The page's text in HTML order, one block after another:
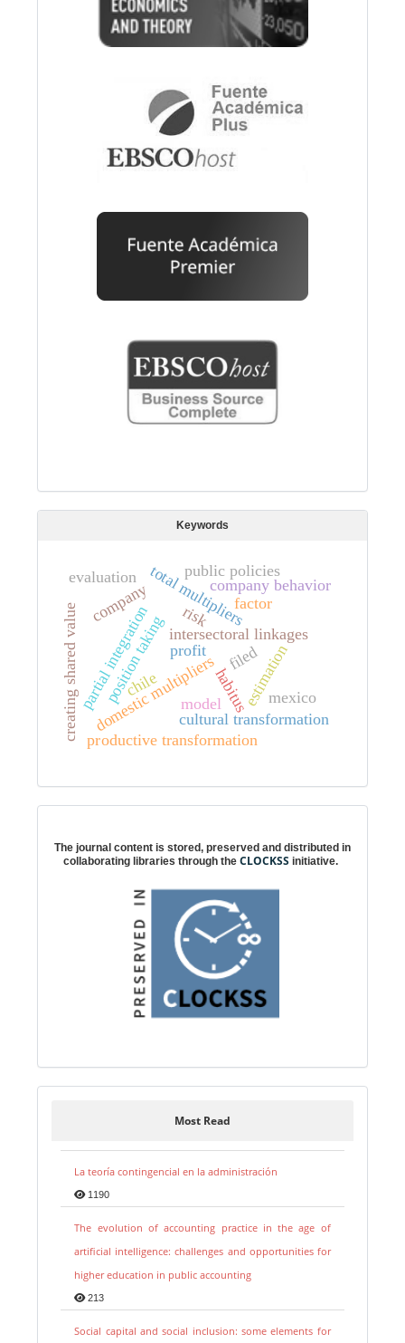
Keywords
filed
habitus
cultural transformation
position takingintersectoral linkages
domestic multipliers
total multipliers
productive transformation
estimation
partial integration model
profit
risk
company behavior
company
chile mexico
factor
evaluation
creating shared value
public policies
The journal content is stored, preserved and distributed in
collaborating libraries through the CLOCKSS initiative.
Most Read
La teoría contingencial en la administración
1190
The evolution of accounting practice in the age of
artificial intelligence: challenges and opportunities for
higher education in public accounting
213
Social capital and social inclusion: some elements for